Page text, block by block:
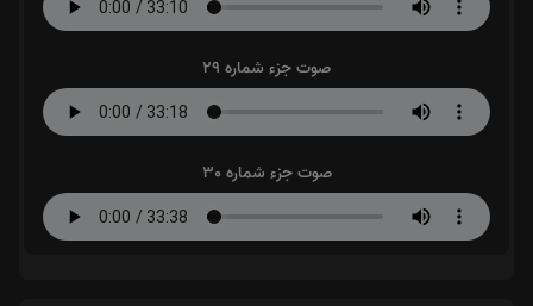
صوت جزء شماره 29
صوت جزء شماره 30